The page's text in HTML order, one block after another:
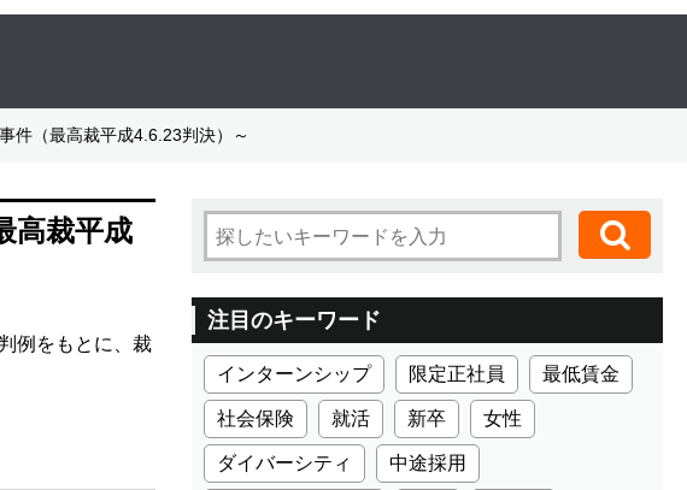
件（最高裁平成4.6.23判決）～
高裁平成
例をもとに、裁
注目のキーワード
インターンシップ 限定正社員 最低賃金
社会保険 就活 新卒 女性
ダイバーシティ 中途採用